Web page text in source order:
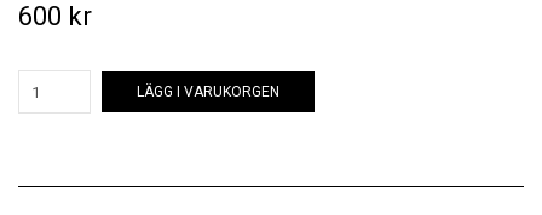
600 kr
LÄGG I VARUKORGEN